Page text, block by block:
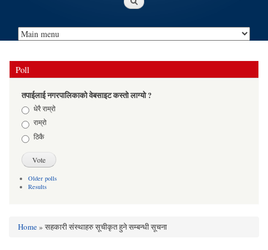
Poll
तपाईलाई नगरपालिकाको वेबसाइट कस्तो लाग्यो ?
Choicesधेरै राम्रो
राम्रो
ठिकै
Older polls
Results
Home» सहकारी संस्थाहरु सूचीकृत हुने सम्बन्धी सूचना